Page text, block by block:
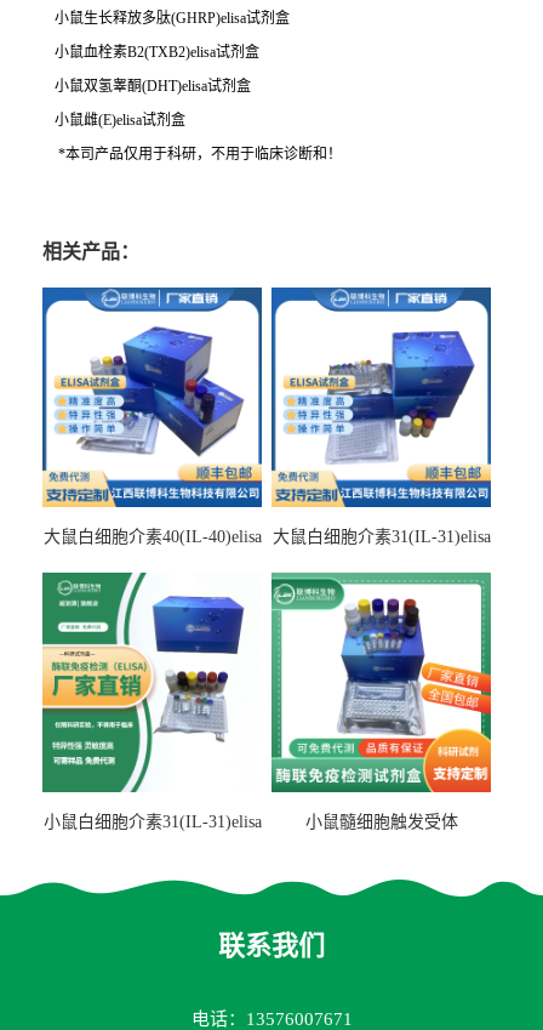
小鼠生长释放多肽(GHRP)elisa试剂盒
小鼠血栓素B2(TXB2)elisa试剂盒
小鼠双氢睾酮(DHT)elisa试剂盒
小鼠雌(E)elisa试剂盒
*本司产品仅用于科研，不用于临床诊断和！
相关产品：
大鼠白细胞介素40(IL-40)elisa
大鼠白细胞介素31(IL-31)elisa
小鼠白细胞介素31(IL-31)elisa
小鼠髓细胞触发受体
联系我们
电话：13576007671